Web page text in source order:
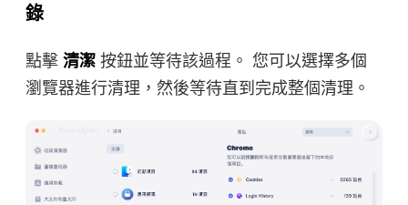
錄
點擊清潔 按鈕並等待該過程。 您可以選擇多個
瀏覽器進行清理，然後等待直到完成整個清理。